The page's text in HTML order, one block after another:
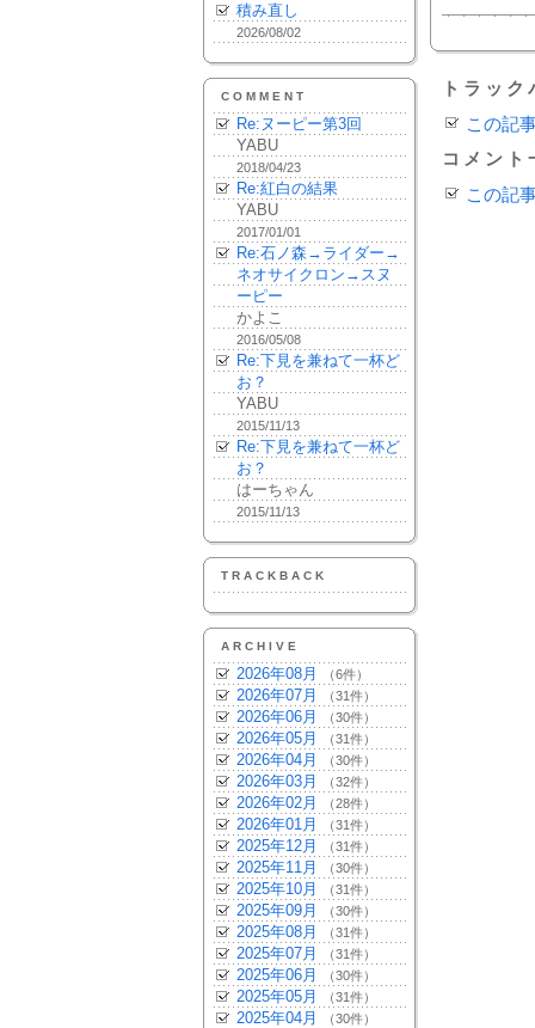
積み直し
2026/08/02
COMMENT
Re:ヌーピー第3回
YABU
2018/04/23
Re:紅白の結果
YABU
2017/01/01
Re:石ノ森→ライダー→
ネオサイクロン→スヌ
ーピー
かよこ
2016/05/08
Re:下見を兼ねて一杯ど
お？
YABU
2015/11/13
Re:下見を兼ねて一杯ど
お？
はーちゃん
2015/11/13
TRACKBACK
ARCHIVE
2026年08月 （6件）
2026年07月 （31件）
2026年06月 （30件）
2026年05月 （31件）
2026年04月 （30件）
2026年03月 （32件）
2026年02月 （28件）
2026年01月 （31件）
2025年12月 （31件）
2025年11月 （30件）
2025年10月 （31件）
2025年09月 （30件）
2025年08月 （31件）
2025年07月 （31件）
2025年06月 （30件）
2025年05月 （31件）
2025年04月 （30件）
トラッ
この記
コメント
この記